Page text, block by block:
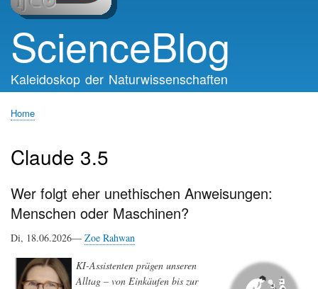
ScienceBlog
Kaleidoskop der Naturwissenschaften
Home
Claude 3.5
Wer folgt eher unethischen Anweisungen:
Menschen oder Maschinen?
Di, 18.06.2026— Zoe Rahwan
KI-Assistenten prägen unseren
Alltag – von Einkäufen bis zur